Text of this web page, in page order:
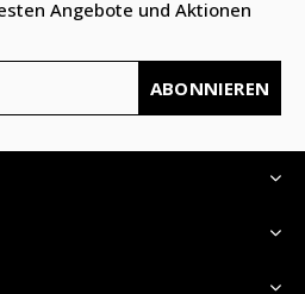
Angebote und Aktionen
ABONNIEREN